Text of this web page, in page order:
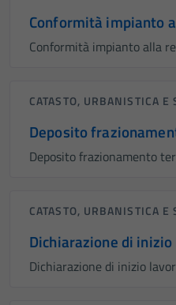
Conformità impianto
Conformità impianto alla
CATASTO, URBANISTICA E
Deposito
Deposito frazionamento
CATASTO, URBANISTICA E
Dichiarazione di
Dichiarazione di inizio